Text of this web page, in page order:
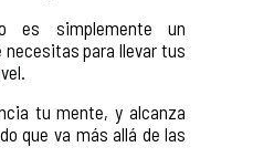
es simplemente un
para llevar tus
tu mente, y alcanza
que va más allá de las